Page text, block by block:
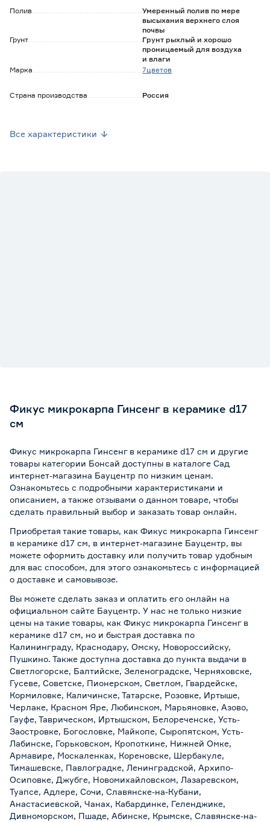
Цвет и форма горшка могут отличаться от фото.
Полив
Умеренный полив по мере
высыхания верхнего слоя
почвы
Грунт
Грунт рыхлый и хорошо
проницаемый для воздуха
и влаги
Марка
7цветов
Страна производства Россия
Все характеристики
Фикус микрокарпа Гинсенг в керамике d17
см
Фикус микрокарпа Гинсенг в керамике d17 см и другие
товары категории Бонсай доступны в каталоге Сад
интернет-магазина Бауцентр по низким ценам.
Ознакомьтесь с подробными характеристиками и
описанием, а также отзывами о данном товаре, чтобы
сделать правильный выбор и заказать товар онлайн.
Приобретая такие товары, как Фикус микрокарпа Гинсенг
в керамике d17 см, в интернет-магазине Бауцентр, вы
можете оформить доставку или получить товар удобным
для вас способом, для этого ознакомьтесь с информацией
о доставке и самовывозе.
Вы можете сделать заказ и оплатить его онлайн на
официальном сайте Бауцентр. У нас не только низкие
цены на такие товары, как Фикус микрокарпа Гинсенг в
керамике d17 см, но и быстрая доставка по
Калининграду, Краснодару, Омску, Новороссийску,
Пушкино. Также доступна доставка до пункта выдачи в
Светлогорске, Балтийске, Зеленоградске, Черняховске,
Гусеве, Советске, Пионерском, Светлом, Гвардейске,
Кормиловке, Каличинске, Татарске, Розовке, Иртыше,
Черлаке, Красном Яре, Любинском, Марьяновке, Азово,
Гауфе, Таврическом, Иртышском, Белореченске, Усть-
Заостровке, Богословке, Майкопе, Сыропятском, Усть-
Лабинске, Горьковском, Кропоткине, Нижней Омке,
Армавире, Москаленках, Кореновске, Шербакуле,
Тимашевске, Павлоградке, Ленинградской, Архипо-
Осиповке, Джубге, Новомихайловском, Лазаревском,
Туапсе, Адлере, Сочи, Славянске-на-Кубани,
Анастасиевской, Чанах, Кабардинке, Геленджике,
Дивноморском, Пшаде, Абинске, Крымске, Славянске-на-